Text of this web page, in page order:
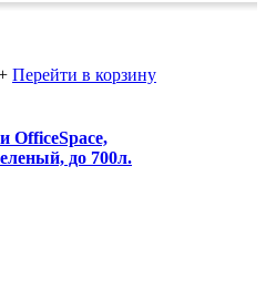
Перейти в корзину
OfficeSpace,
до 700л.